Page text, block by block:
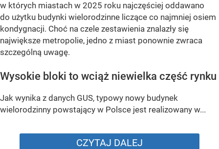
w których miastach w 2025 roku najczęściej oddawano
do użytku budynki wielorodzinne liczące co najmniej osiem
kondygnacji. Choć na czele zestawienia znalazły się
największe metropolie, jedno z miast ponownie zwraca
szczególną uwagę.
Wysokie bloki to wciąż niewielka część rynku
Jak wynika z danych GUS, typowy nowy budynek
wielorodzinny powstający w Polsce jest realizowany w...
CZYTAJ DALEJ